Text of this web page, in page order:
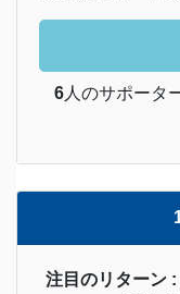
6人のサポータ
注目のリターン